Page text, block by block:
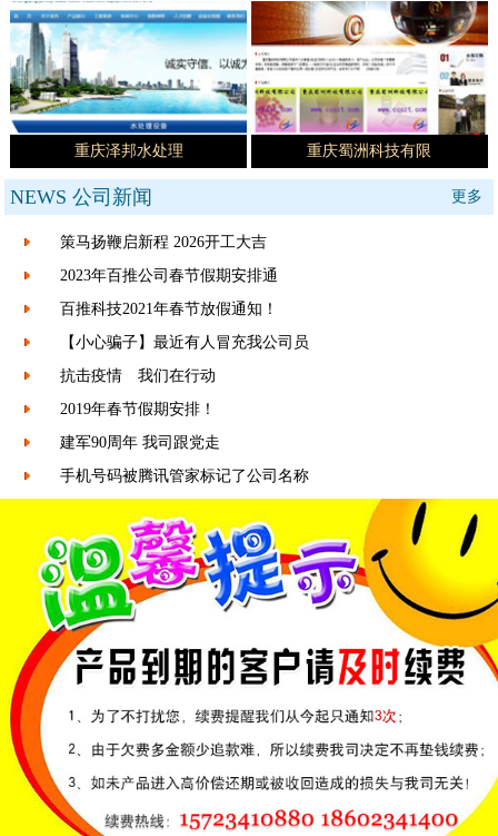
重庆泽邦水处理 重庆蜀洲科技有限
NEWS 公司新闻 更多
策马扬鞭启新程 2026开工大吉
2023年百推公司春节假期安排通
百推科技2021年春节放假通知！
【小心骗子】最近有人冒充我公司员
抗击疫情 我们在行动
2019年春节假期安排！
建军90周年 我司跟党走
手机号码被腾讯管家标记了公司名称